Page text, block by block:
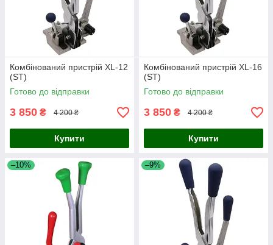
Комбінований пристрій XL-12
(ST)
Готово до відправки
3 850 ₴ 4 200 ₴
Купити
Комбінований пристрій XL-16
(ST)
Готово до відправки
3 850 ₴ 4 200 ₴
Купити
–10% –9%